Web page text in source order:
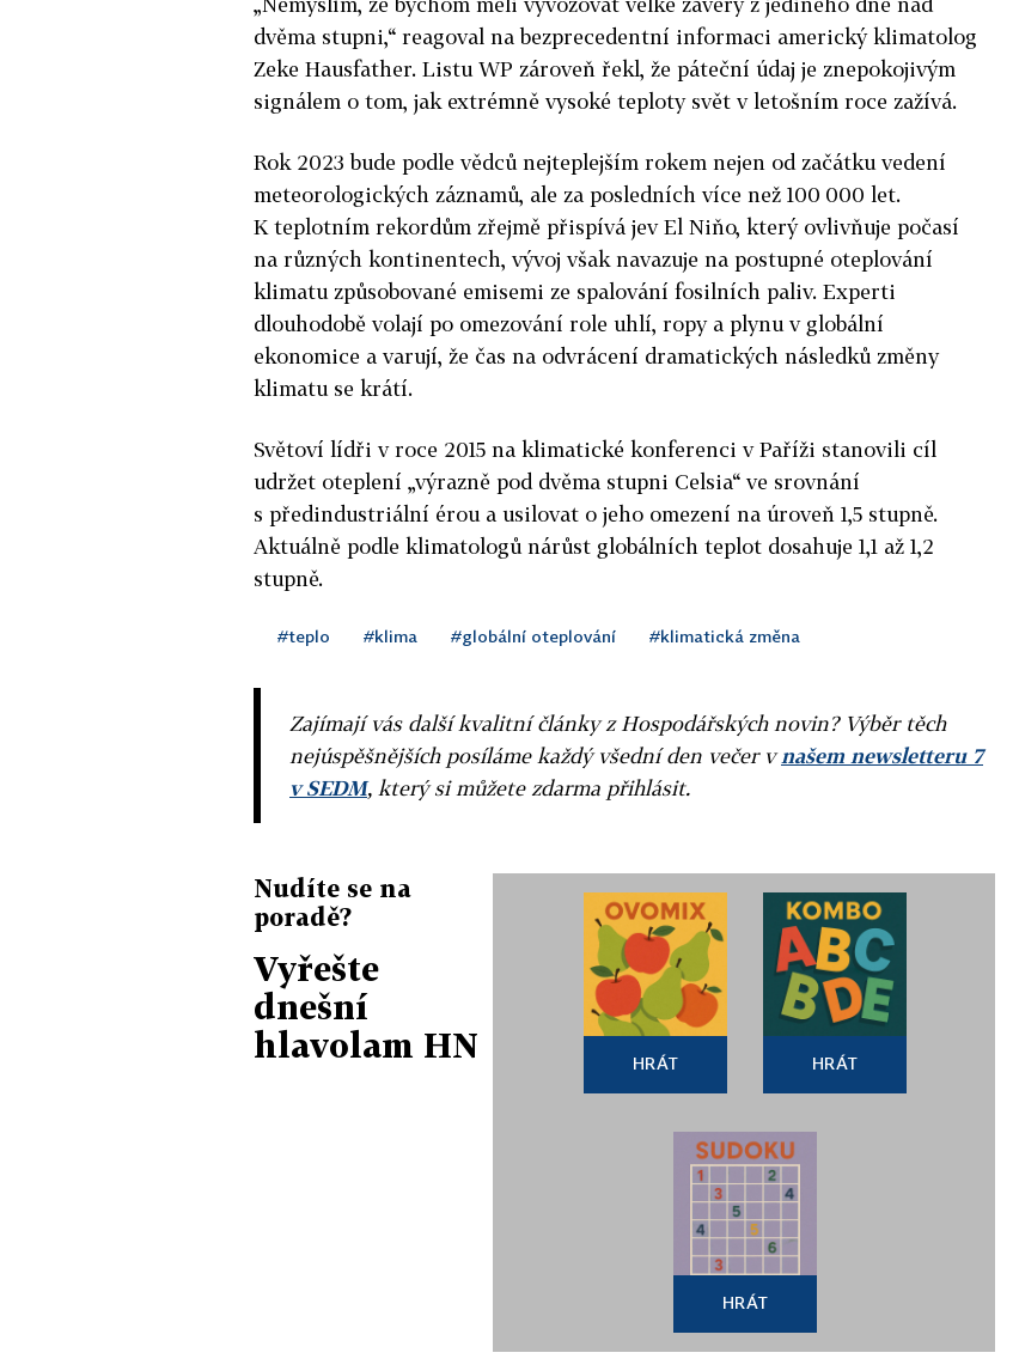
dvěma stupni,“ reagoval na bezprecedentní informaci americký klimatolog
Zeke Hausfather. Listu WP zároveň řekl, že páteční údaj je znepokojivým
signálem o tom, jak extrémně vysoké teploty svět v letošním roce zažívá.
Rok 2023 bude podle vědců nejteplejším rokem nejen od začátku vedení
meteorologických záznamů, ale za posledních více než 100 000 let.
K teplotním rekordům zřejmě přispívá jev El Niňo, který ovlivňuje počasí
na různých kontinentech, vývoj však navazuje na postupné oteplování
klimatu způsobované emisemi ze spalování fosilních paliv. Experti
dlouhodobě volají po omezování role uhlí, ropy a plynu v globální
ekonomice a varují, že čas na odvrácení dramatických následků změny
klimatu se krátí.
Světoví lídři v roce 2015 na klimatické konferenci v Paříži stanovili cíl
udržet oteplení „výrazně pod dvěma stupni Celsia“ ve srovnání
s předindustriální érou a usilovat o jeho omezení na úroveň 1,5 stupně.
Aktuálně podle klimatologů nárůst globálních teplot dosahuje 1,1 až 1,2
stupně.
#teplo #klima #globální oteplování #klimatická změna
Zajímají vás další kvalitní články z Hospodářských novin? Výběr těch
nejúspěšnějších posíláme každý všední den večer vnašem newsletteru 7
v SEDM, který si můžete zdarma přihlásit.
Nudíte se na
poradě?
Vyřešte
dnešní
hlavolam HN
HRÁT HRÁT
HRÁT